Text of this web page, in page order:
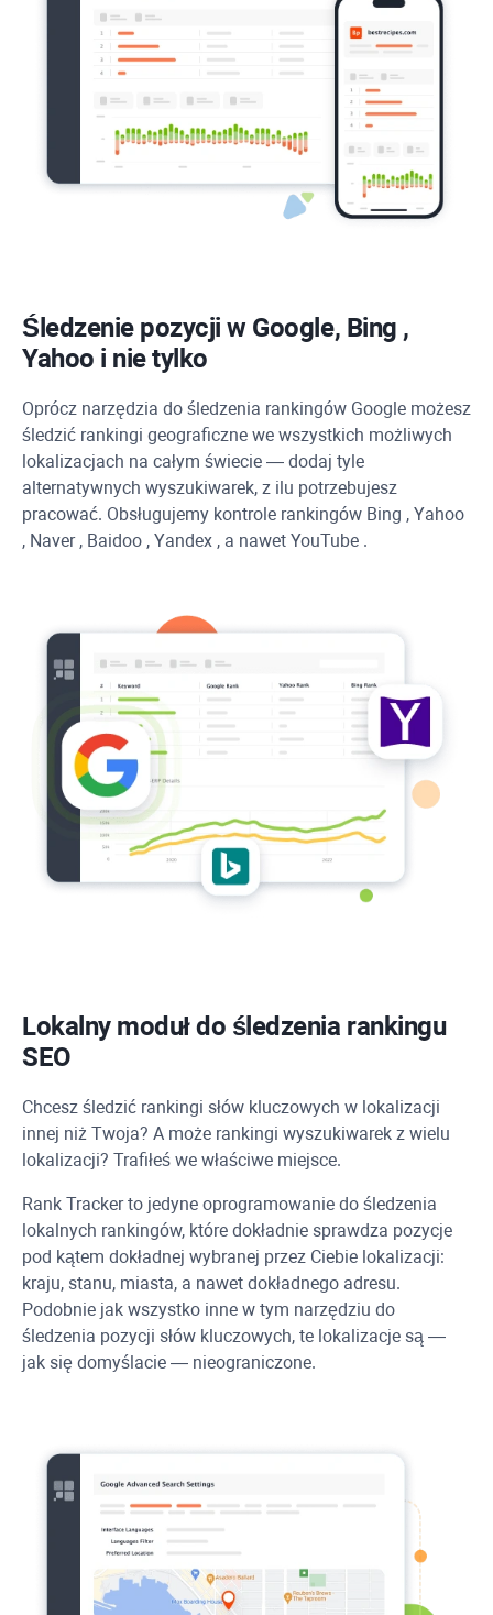
Śledzenie pozycji w Google, Bing ,
Yahoo i nie tylko
Oprócz narzędzia do śledzenia rankingów Google możesz
śledzić rankingi geograficzne we wszystkich możliwych
lokalizacjach na całym świecie — dodaj tyle
alternatywnych wyszukiwarek, z ilu potrzebujesz
pracować. Obsługujemy kontrole rankingów Bing , Yahoo
, Naver, Baidoo , Yandex , a nawet YouTube .
Lokalny moduł do śledzenia rankingu
SEO
Chcesz śledzić rankingi słów kluczowych w lokalizacji
innej niż Twoja? A może rankingi wyszukiwarek z wielu
lokalizacji? Trafiłeś we właściwe miejsce.
Rank Trackerto jedyne oprogramowanie do śledzenia
lokalnych rankingów, które dokładnie sprawdza pozycje
pod kątem dokładnej wybranej przez Ciebie lokalizacji:
kraju, stanu, miasta, a nawet dokładnego adresu.
Podobnie jak wszystko inne w tym narzędziu do
śledzenia pozycji słów kluczowych, te lokalizacje są —
jak się domyślacie — nieograniczone.